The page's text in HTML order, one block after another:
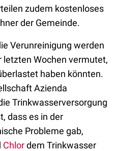
zudem kostenloses
der Gemeinde.
Verunreinigung werden
letzten Wochen vermutet,
haben könnten.
Azienda
Trinkwasserversorgung
dass es in der
Probleme gab,
Chlordem Trinkwasser